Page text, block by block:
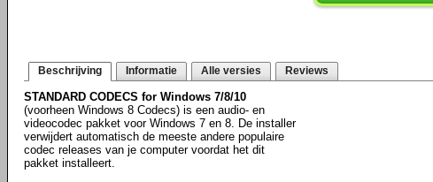
Beschrijving Informatie Alle versies Reviews
STANDARD CODECS for Windows 7/8/10
(voorheen Windows 8 Codecs) is een audio- en
videocodec pakket voor Windows 7 en 8. De installer
verwijdert automatisch de meeste andere populaire
codec releases van je computer voordat het dit
pakket installeert.